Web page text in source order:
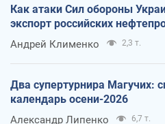
Как атаки Сил обороны
экспорт российских
Андрей Клименко 2,3 т.
Два супертурнира Магучих:
календарь осени-2026
Александр Липенко 6,7 т.